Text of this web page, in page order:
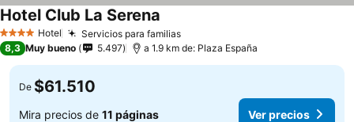
4 EstrellasHotel Servicios para familias
Hotel Club La Serena
8,3 Muy bueno 5.497 a 1.9 km de: Plaza España
De $61.510
Mira precios de 11 páginas Ver precios